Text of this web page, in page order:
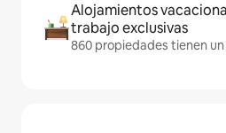
Alojamientos
trabajo exclusivas
860 propiedades tienen